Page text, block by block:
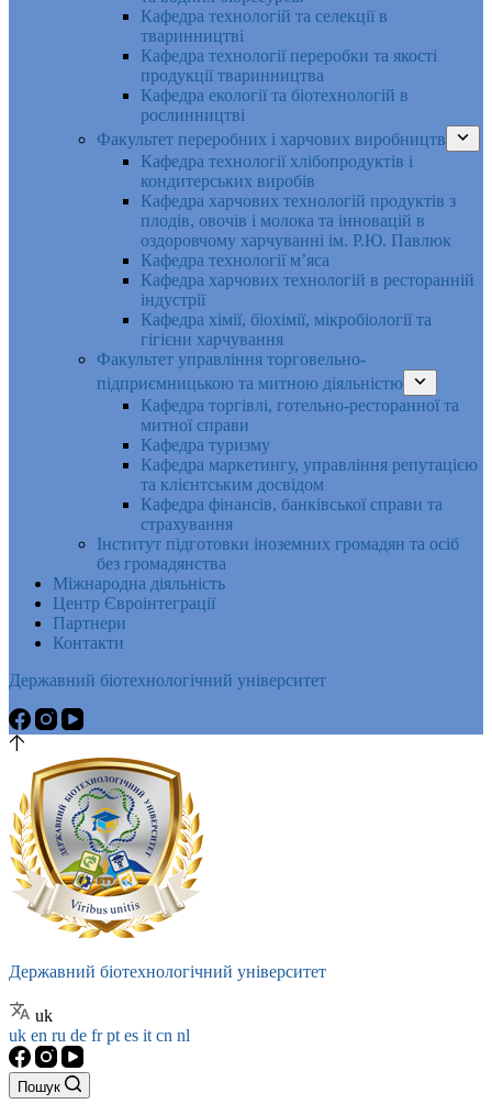
Кафедра технологій та селекції в
тваринництві
Кафедра технології переробки та якості
продукції тваринництва
Кафедра екології та біотехнологій в
рослинництві
Факультет переробних і харчових виробництв
Кафедра технології хлібопродуктів і
кондитерських виробів
Кафедра харчових технологій продуктів з
плодів, овочів і молока та інновацій в
оздоровчому харчуванні ім. Р.Ю. Павлюк
Кафедра технології м’яса
Кафедра харчових технологій в ресторанній
індустрії
Кафедра хімії, біохімії, мікробіології та
гігієни харчування
Факультет управління торговельно-
підприємницькою та митною діяльністю
Кафедра торгівлі, готельно-ресторанної та
митної справи
Кафедра туризму
Кафедра маркетингу, управління репутацією
та клієнтським досвідом
Кафедра фінансів, банківської справи та
страхування
Інститут підготовки іноземних громадян та осіб
без громадянства
Міжнародна діяльність
Центр Євроінтеграції
Партнери
Контакти
Державний біотехнологічний університет
Державний біотехнологічний університет
uk
uk en ru de frpt es it cn nl
Пошук